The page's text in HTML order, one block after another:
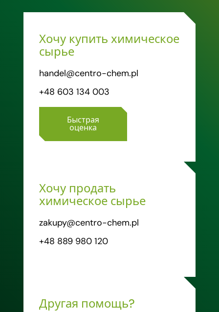
Хочу купить химическое
сырье
handel@centro-chem.pl
+48 603 134 003
Быстрая
оценка
Хочу продать
химическое сырье
zakupy@centro-chem.pl
+48 889 980 120
Другая помощь?